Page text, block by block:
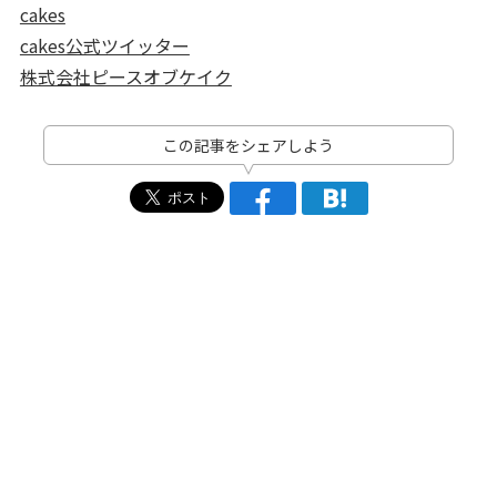
cakes
cakes公式ツイッター
株式会社ピースオブケイク
この記事をシェアしよう